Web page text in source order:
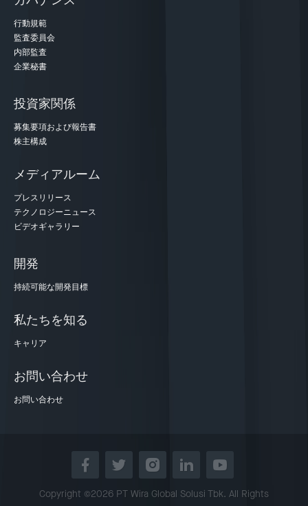
行動規範
監査委員会
内部監査
企業秘書
投資家関係
募集要項および報告書
株主構成
メディアルーム
プレスリリース
テクノロジーニュース
ビデオギャラリー
開発
持続可能な開発目標
私たちを知る
キャリア
お問い合わせ
お問い合わせ
Copyright ©2026 PT Wira Global Solusi Tbk. All Rights